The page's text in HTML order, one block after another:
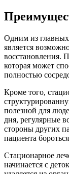
Одним из
является
восстановления.
которая может
полностью
Кроме того,
полезной для
дня, регулярные
стороны других
пациента
Стационарное
начинается с